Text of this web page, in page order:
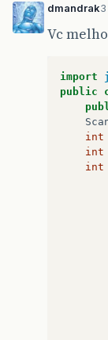
dmandrak
Vc
import
public
int
int
int